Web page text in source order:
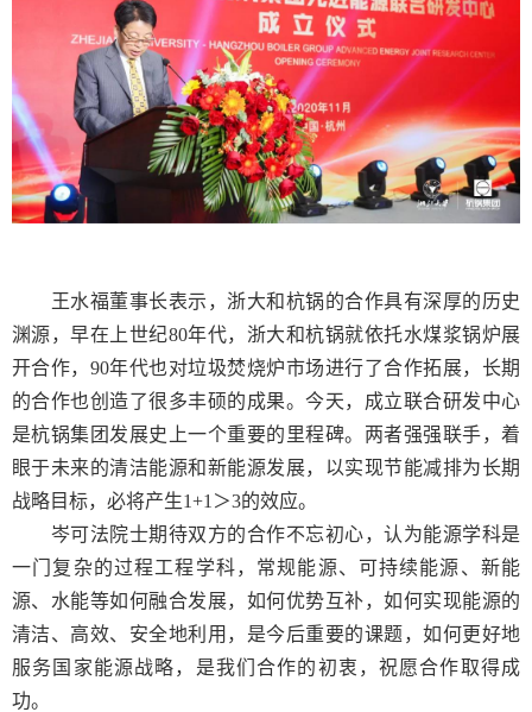
王水福董事长表示，浙大和杭锅的合作具有深厚的历史
渊源，早在上世纪80年代，浙大和杭锅就依托水煤浆锅炉展
开合作， 90年代也对垃圾焚烧炉市场进行了合作拓展，长期
的合作也创造了很多丰硕的成果。今天，成立联合研发中心
是杭锅集团发展史上一个重要的里程碑。两者强强联手，着
眼于未来的清洁能源和新能源发展，以实现节能减排为长期
战略目标，必将产生1+1 ＞3的效应。
岑可法院士期待双方的合作不忘初心，认为能源学科是
一门复杂的过程工程学科，常规能源、可持续能源、新能
源、水能等如何融合发展，如何优势互补，如何实现能源的
清洁、高效、安全地利用，是今后重要的课题，如何更好地
服务国家能源战略，是我们合作的初衷，祝愿合作取得成
功。